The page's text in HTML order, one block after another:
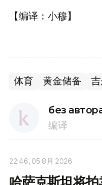
【编译：小穆】
体育 黄金储备
без
编译
22:46, 05 8月 2026